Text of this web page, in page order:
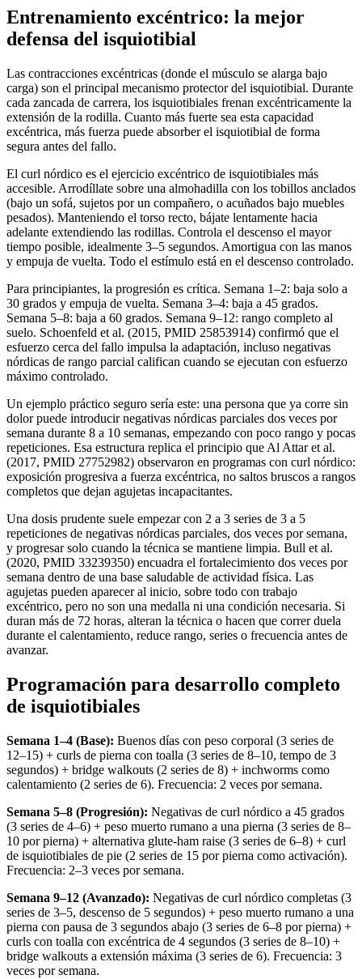
Entrenamiento excéntrico: la mejor
defensa del isquiotibial
Las contracciones excéntricas (donde el músculo se alarga bajo
carga) son el principal mecanismo protector del isquiotibial. Durante
cada zancada de carrera, los isquiotibiales frenan excéntricamente la
extensión de la rodilla. Cuanto más fuerte sea esta capacidad
excéntrica, más fuerza puede absorber el isquiotibial de forma
segura antes del fallo.
El curl nórdico es el ejercicio excéntrico de isquiotibiales más
accesible. Arrodíllate sobre una almohadilla con los tobillos anclados
(bajo un sofá, sujetos por un compañero, o acuñados bajo muebles
pesados). Manteniendo el torso recto, bájate lentamente hacia
adelante extendiendo las rodillas. Controla el descenso el mayor
tiempo posible, idealmente 3–5 segundos. Amortigua con las manos
y empuja de vuelta. Todo el estímulo está en el descenso controlado.
Para principiantes, la progresión es crítica. Semana 1–2: baja solo a
30 grados y empuja de vuelta. Semana 3–4: baja a 45 grados.
Semana 5–8: baja a 60 grados. Semana 9–12: rango completo al
suelo. Schoenfeld et al. (2015, PMID 25853914) confirmó que el
esfuerzo cerca del fallo impulsa la adaptación, incluso negativas
nórdicas de rango parcial califican cuando se ejecutan con esfuerzo
máximo controlado.
Un ejemplo práctico seguro sería este: una persona que ya corre sin
dolor puede introducir negativas nórdicas parciales dos veces por
semana durante 8 a 10 semanas, empezando con poco rango y pocas
repeticiones. Esa estructura replica el principio que Al Attar et al.
(2017, PMID 27752982) observaron en programas con curl nórdico:
exposición progresiva a fuerza excéntrica, no saltos bruscos a rangos
completos que dejan agujetas incapacitantes.
Una dosis prudente suele empezar con 2 a 3 series de 3 a 5
repeticiones de negativas nórdicas parciales, dos veces por semana,
y progresar solo cuando la técnica se mantiene limpia. Bull et al.
(2020, PMID 33239350) encuadra el fortalecimiento dos veces por
semana dentro de una base saludable de actividad física. Las
agujetas pueden aparecer al inicio, sobre todo con trabajo
excéntrico, pero no son una medalla ni una condición necesaria. Si
duran más de 72 horas, alteran la técnica o hacen que correr duela
durante el calentamiento, reduce rango, series o frecuencia antes de
avanzar.
Programación para desarrollo completo
de isquiotibiales
Semana 1–4 (Base): Buenos días con peso corporal (3 series de
12–15) + curls de pierna con toalla (3 series de 8–10, tempo de 3
segundos) + bridge walkouts (2 series de 8) + inchworms como
calentamiento (2 series de 6). Frecuencia: 2 veces por semana.
Semana 5–8 (Progresión): Negativas de curl nórdico a 45 grados
(3 series de 4–6) + peso muerto rumano a una pierna (3 series de 8–
10 por pierna) + alternativa glute-ham raise (3 series de 6–8) + curl
de isquiotibiales de pie (2 series de 15 por pierna como activación).
Frecuencia: 2–3 veces por semana.
Semana 9–12 (Avanzado): Negativas de curl nórdico completas (3
series de 3–5, descenso de 5 segundos) + peso muerto rumano a una
pierna con pausa de 3 segundos abajo (3 series de 6–8 por pierna) +
curls con toalla con excéntrica de 4 segundos (3 series de 8–10) +
bridge walkouts a extensión máxima (3 series de 6). Frecuencia: 3
veces por semana.